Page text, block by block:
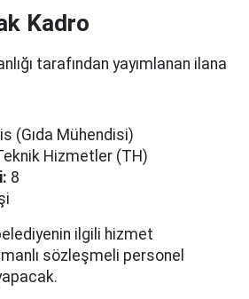
Kadro
tarafından yayımlanan ilana
(Gıda Mühendisi)
Hizmetler (TH)
8
ilgili hizmet
sözleşmeli personel